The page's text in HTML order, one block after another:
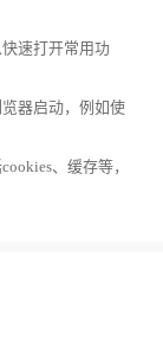
速打开常用功
器启动，例如使
、缓存等，